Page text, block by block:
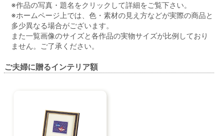
※作品の写真・題名をクリックして詳細をご覧下さい。
※ホームページ上では、色・素材の見え方などが実際の商品と
多少異なる場合がございます。
また一覧画像のサイズと各作品の実物サイズが比例しており
ません。ご了承ください。
ご夫婦に贈るインテリア額